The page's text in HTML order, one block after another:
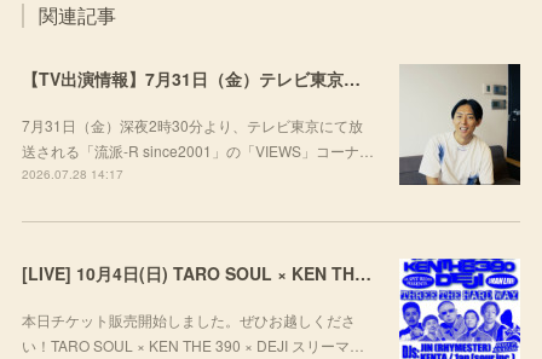
関連記事
【TV出演情報】7月31日（金）テレビ東京「流派-R since2001」
7月31日（金）深夜2時30分より、テレビ東京にて放
送される「流派-R since2001」の「VIEWS」コーナ…
2026.07.28 14:17
[LIVE] 10月4日(日) TARO SOUL × KEN THE 390 × DEJI スリーマンLIVE "THREE THE HARD WAY” @ ORD. 代官山
本日チケット販売開始しました。ぜひお越しくださ
い！TARO SOUL × KEN THE 390 × DEJI スリーマ…